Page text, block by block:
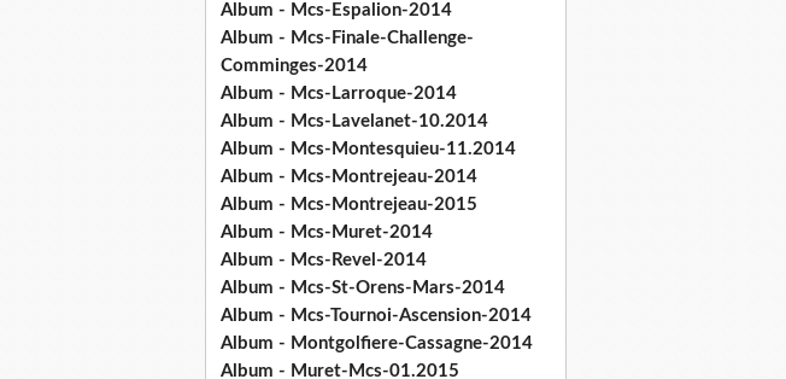
Album - Mcs-Espalion-2014
Album - Mcs-Finale-Challenge-
Comminges-2014
Album - Mcs-Larroque-2014
Album - Mcs-Lavelanet-10.2014
Album - Mcs-Montesquieu-11.2014
Album - Mcs-Montrejeau-2014
Album - Mcs-Montrejeau-2015
Album - Mcs-Muret-2014
Album - Mcs-Revel-2014
Album - Mcs-St-Orens-Mars-2014
Album - Mcs-Tournoi-Ascension-2014
Album - Montgolfiere-Cassagne-2014
Album - Muret-Mcs-01.2015